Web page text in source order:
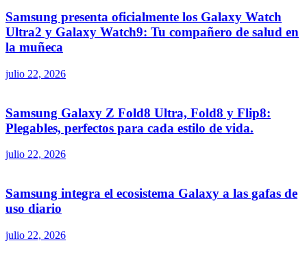
Samsung presenta oficialmente los Galaxy Watch
Ultra2 y Galaxy Watch9: Tu compañero de salud en
la muñeca
julio 22, 2026
Samsung Galaxy Z Fold8 Ultra, Fold8 y Flip8:
Plegables, perfectos para cada estilo de vida.
julio 22, 2026
Samsung integra el ecosistema Galaxy a las gafas de
uso diario
julio 22, 2026